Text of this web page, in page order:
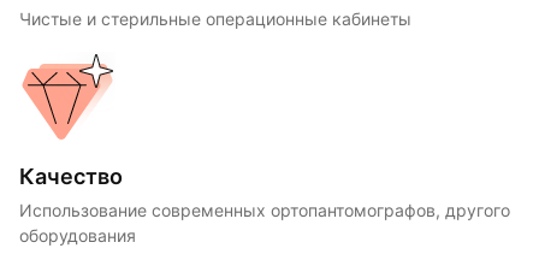
Чистые и стерильные операционные кабинеты
Качество
Использование современных ортопантомографов, другого
оборудования